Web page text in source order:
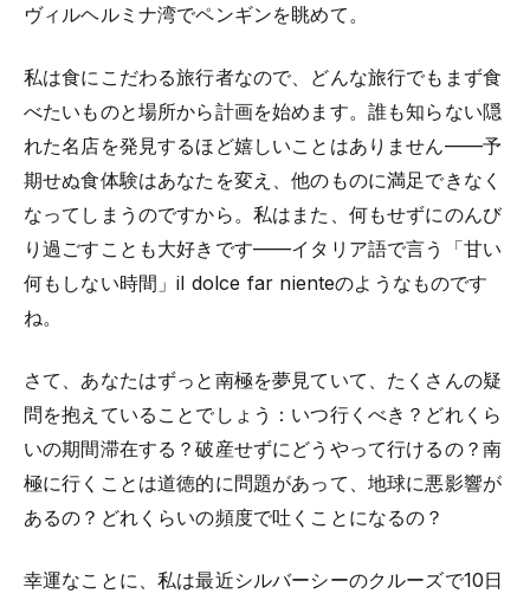
ヴィルヘルミナ湾でペンギンを眺めて。
私は食にこだわる旅行者なので、どんな旅行でもまず食
べたいものと場所から計画を始めます。誰も知らない隠
れた名店を発見するほど嬉しいことはありません——予
期せぬ食体験はあなたを変え、他のものに満足できなく
なってしまうのですから。私はまた、何もせずにのんび
り過ごすことも大好きです——イタリア語で言う「甘い
何もしない時間」il dolce far nienteのようなものです
ね。
さて、あなたはずっと南極を夢見ていて、たくさんの疑
問を抱えていることでしょう：いつ行くべき？どれくら
いの期間滞在する？破産せずにどうやって行けるの？南
極に行くことは道徳的に問題があって、地球に悪影響が
あるの？どれくらいの頻度で吐くことになるの？
幸運なことに、私は最近シルバーシーのクルーズで10日